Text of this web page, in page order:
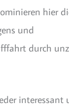
hier
und
durch